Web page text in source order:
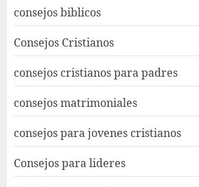
consejos biblicos
Consejos Cristianos
consejos cristianos para padres
consejos matrimoniales
consejos para jovenes cristianos
Consejos para lideres